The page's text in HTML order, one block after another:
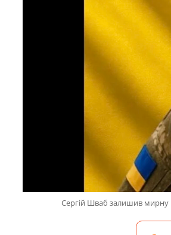
Сергій Шваб залишив